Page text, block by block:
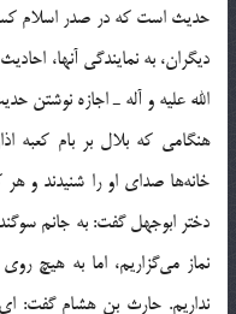
حدیث است كه در صدر اسلام
دیگران، به نمایندگی آنها،
الله علیه و آله ـ اجازه نوشتن
هنگامی كه بلال بر بام كعبه
خانه‌ها صدای او را شنیدند و
دختر ابوجهل گفت: به جانم
نماز می‌گزاریم، اما به هیچ
نداریم. حارث بن هشام گفت: